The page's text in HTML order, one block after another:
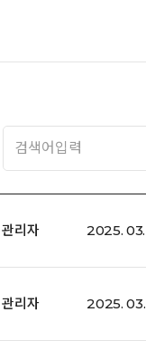
관리자 2025. 03.
관리자 2025.